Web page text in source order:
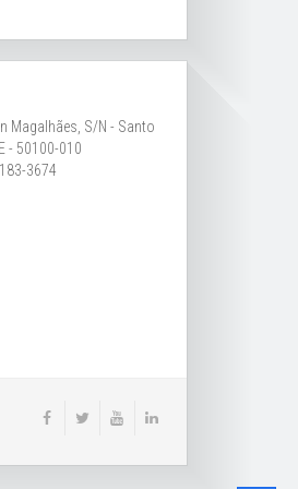
Magalhães, S/N - Santo
- 50100-010
3674